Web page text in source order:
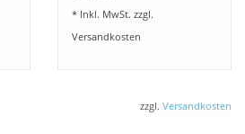
* Inkl. MwSt. zzgl.
Versandkosten
zzgl. Versandkosten